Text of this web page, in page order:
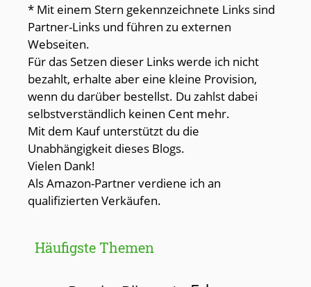
* Mit einem Stern gekennzeichnete Links sind
Partner-Links und führen zu externen
Webseiten.
Für das Setzen dieser Links werde ich nicht
bezahlt, erhalte aber eine kleine Provision,
wenn du darüber bestellst. Du zahlst dabei
selbstverständlich keinen Cent mehr.
Mit dem Kauf unterstützt du die
Unabhängigkeit dieses Blogs.
Vielen Dank!
Als Amazon-Partner verdiene ich an
qualifizierten Verkäufen.
Häufigste Themen